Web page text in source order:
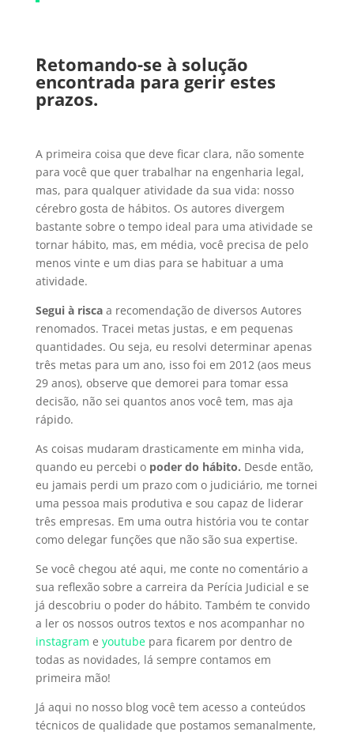
Retomando-se à solução
encontrada para gerir estes
prazos.
A primeira coisa que deve ficar clara, não somente
para você que quer trabalhar na engenharia legal,
mas, para qualquer atividade da sua vida: nosso
cérebro gosta de hábitos. Os autores divergem
bastante sobre o tempo ideal para uma atividade se
tornar hábito, mas, em média, você precisa de pelo
menos vinte e um dias para se habituar a uma
atividade.
Segui à riscaa recomendação de diversos Autores
renomados. Tracei metas justas, e em pequenas
quantidades. Ou seja, eu resolvi determinar apenas
três metas para um ano, isso foi em 2012 (aos meus
29 anos), observe que demorei para tomar essa
decisão, não sei quantos anos você tem, mas aja
rápido.
As coisas mudaram drasticamente em minha vida,
quando eu percebi o poder do hábito. Desde então,
eu jamais perdi um prazo com o judiciário, me tornei
uma pessoa mais produtiva e sou capaz de liderar
três empresas. Em uma outra história vou te contar
como delegar funções que não são sua expertise.
Se você chegou até aqui, me conte no comentário a
sua reflexão sobre a carreira da Perícia Judicial e se
já descobriu o poder do hábito. Também te convido
a ler os nossos outros textos e nos acompanhar no
instagram e youtubepara ficarem por dentro de
todas as novidades, lá sempre contamos em
primeira mão!
Já aqui no nosso blog você tem acesso a conteúdos
técnicos de qualidade que postamos semanalmente,